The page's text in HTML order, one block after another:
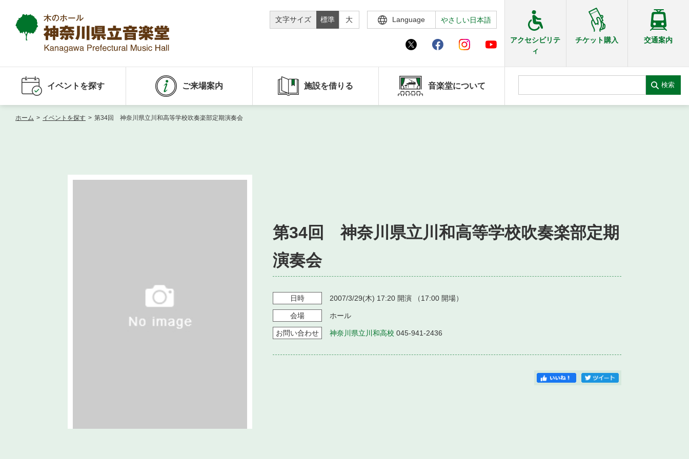
文字サイズ 標準 大 Language やさしい日本語
アクセシビリテ
ィ
チケット購入 交通案内
イベントを探す ご来場案内 施設を借りる 音楽堂について 検索
ホーム > イベントを探す > 第34回 神奈川県立川和高等学校吹奏楽部定期演奏会
第34回 神奈川県立川和高等学校吹奏楽部定期
演奏会
日時 2007/3/29(木) 17:20 開演 （17:00 開場）
会場 ホール
お問い合わせ 神奈川県立川和高校 045-941-2436